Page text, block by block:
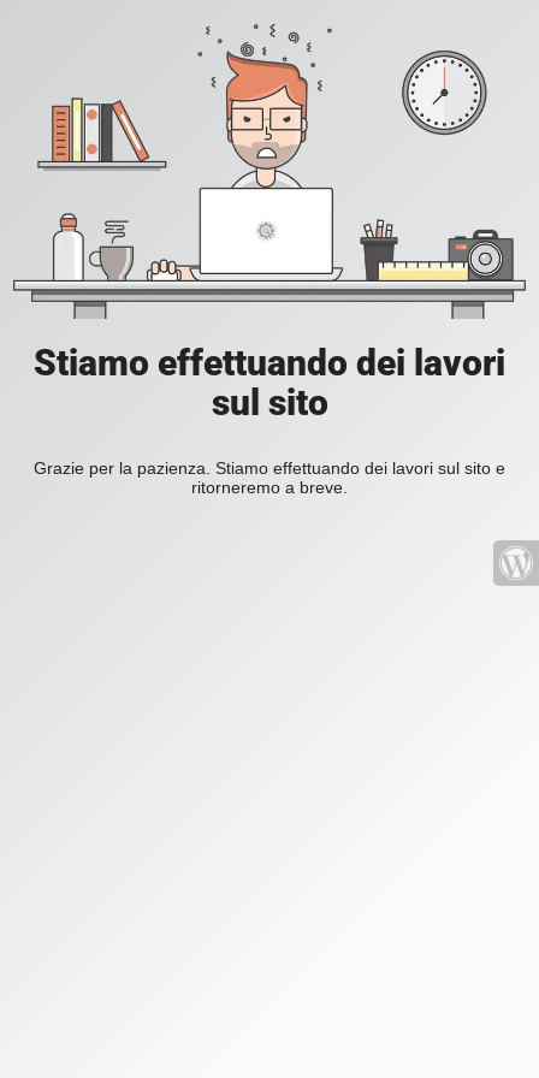
Stiamo effettuando dei lavori
sul sito
Grazie per la pazienza. Stiamo effettuando dei lavori sul sito e
ritorneremo a breve.